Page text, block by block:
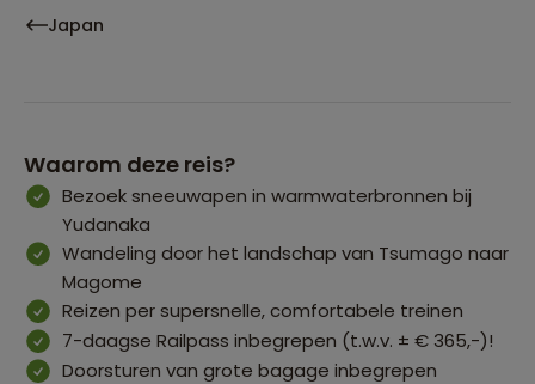
Japan
Waarom deze reis?
Bezoek sneeuwapen in warmwaterbronnen bij
Yudanaka
Wandeling door het landschap van Tsumago naar
Magome
Reizen per supersnelle, comfortabele treinen
7-daagse Railpass inbegrepen (t.w.v. ± € 365,-)!
Doorsturen van grote bagage inbegrepen